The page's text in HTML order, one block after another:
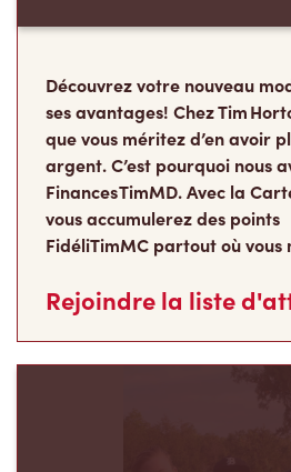
Découvrez votre nouveau
que vous méritez d’en avoir
argent. C’est pourquoi nous
Finances TimMD. Avec la
vous accumulerez des points
FidéliTimMC partout où vous
Rejoindre la liste